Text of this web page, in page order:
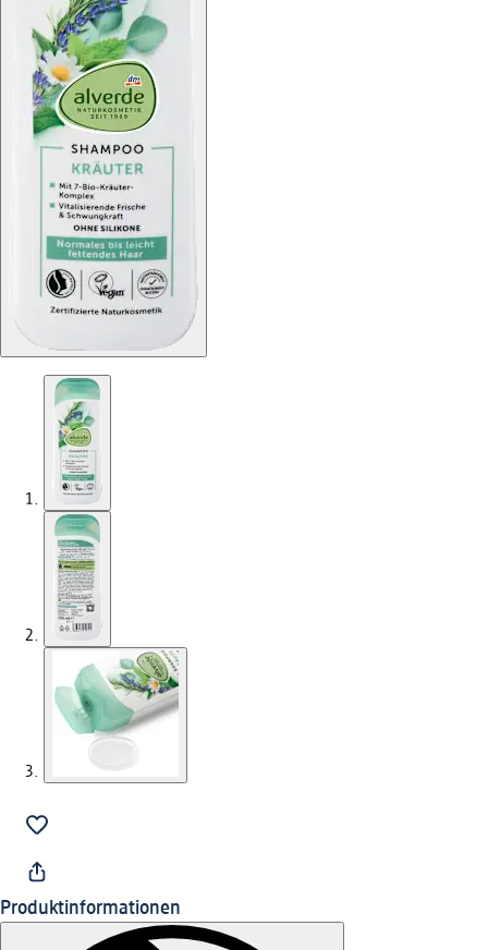
Produktinformationen